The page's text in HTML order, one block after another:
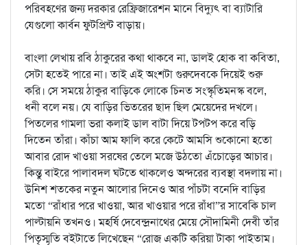
পরিবহণের জন্য দরকার রেফ্রিজারেশন মানে বিদ্যুৎ বা ব্যাটারি
যেগুলো কার্বন ফুটপ্রিন্ট বাড়ায়।
বাংলা লেখায় রবি ঠাকুরের কথা থাকবে না, ডালই হোক বা কবিতা,
সেটা হতেই পারে না। তাই এই অংশটা গুরুদেবকে দিয়েই শুরু
করি। সে সময়ে ঠাকুর বাড়িকে লোকে চিনত সংস্কৃতিমনস্ক বলে,
ধনী বলে নয়। যে বাড়ির ভিতরের ছাদ ছিল মেয়েদের দখলে।
পিতলের গামলা ভরা কলাই ডাল বাটা দিয়ে টপটপ করে বড়ি
দিতেন তাঁরা। কাঁচা আম ফালি করে কেটে আমসি শুকোনো হতো
আবার রোদ খাওয়া সরষের তেলে মজে উঠতো এঁচোড়ের আচার।
কিন্তু বাইরে পালাবদল ঘটতে থাকলেও অন্দরের ব্যবস্থা বদলায় না।
উনিশ শতকের নতুন আলোর দিনেও আর পাঁচটা বনেদি বাড়ির
মতো “রাঁধার পরে খাওয়া, আর খাওয়ার পরে রাঁধা”র সাবেকি চাল
পাল্টায়নি তখনও। মহর্ষি দেবেন্দ্রনাথের মেয়ে সৌদামিনী দেবী তাঁর
পিতৃস্মৃতি বইটাতে লিখেছেন “রোজ একটি করিয়া টাকা পাইতাম।